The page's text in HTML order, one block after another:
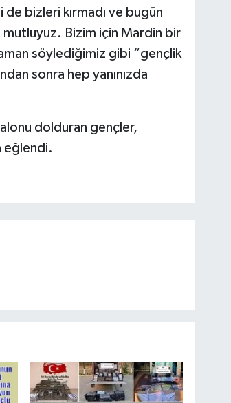
bizleri kırmadı ve bugün
Bizim için Mardin bir
söylediğimiz gibi “gençlik
sonra hep yanınızda
dolduran gençler,
eğlendi.